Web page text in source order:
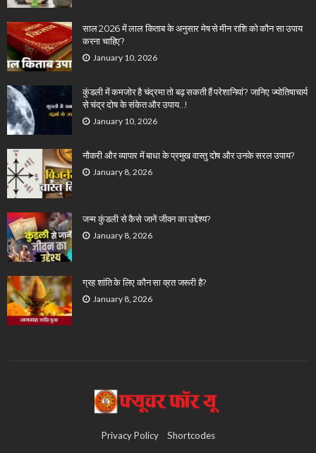
साल 2026 में लाल किताब के अनुसार मेष से मीन राशि को कौन सा उपाय
करना चाहिए?
January 10, 2026
कुंडली में कमजोर है चंद्रमा तो बढ़ सकती हैं परेशानियां? जानिए ज्योतिषाचार्य
से चंद्र दोष के संकेत और उपाय…!
January 10, 2026
नौकरी और व्यापार में बाधा के प्रमुख वास्तु दोष और उनके सरल उपाय?
January 8, 2026
जन्म कुंडली से कैसे जानें जीवन का उद्देश्य?
January 8, 2026
ग्रह शांति के लिए कौन सा व्रत जरूरी है?
January 8, 2026
Privacy Policy Shortcodes